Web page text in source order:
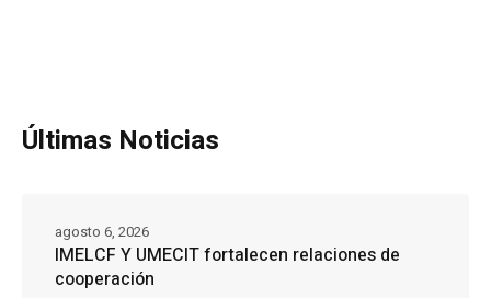
Últimas Noticias
IMELCF Y UMECIT fortalecen relaciones de
cooperación
agosto 6, 2026